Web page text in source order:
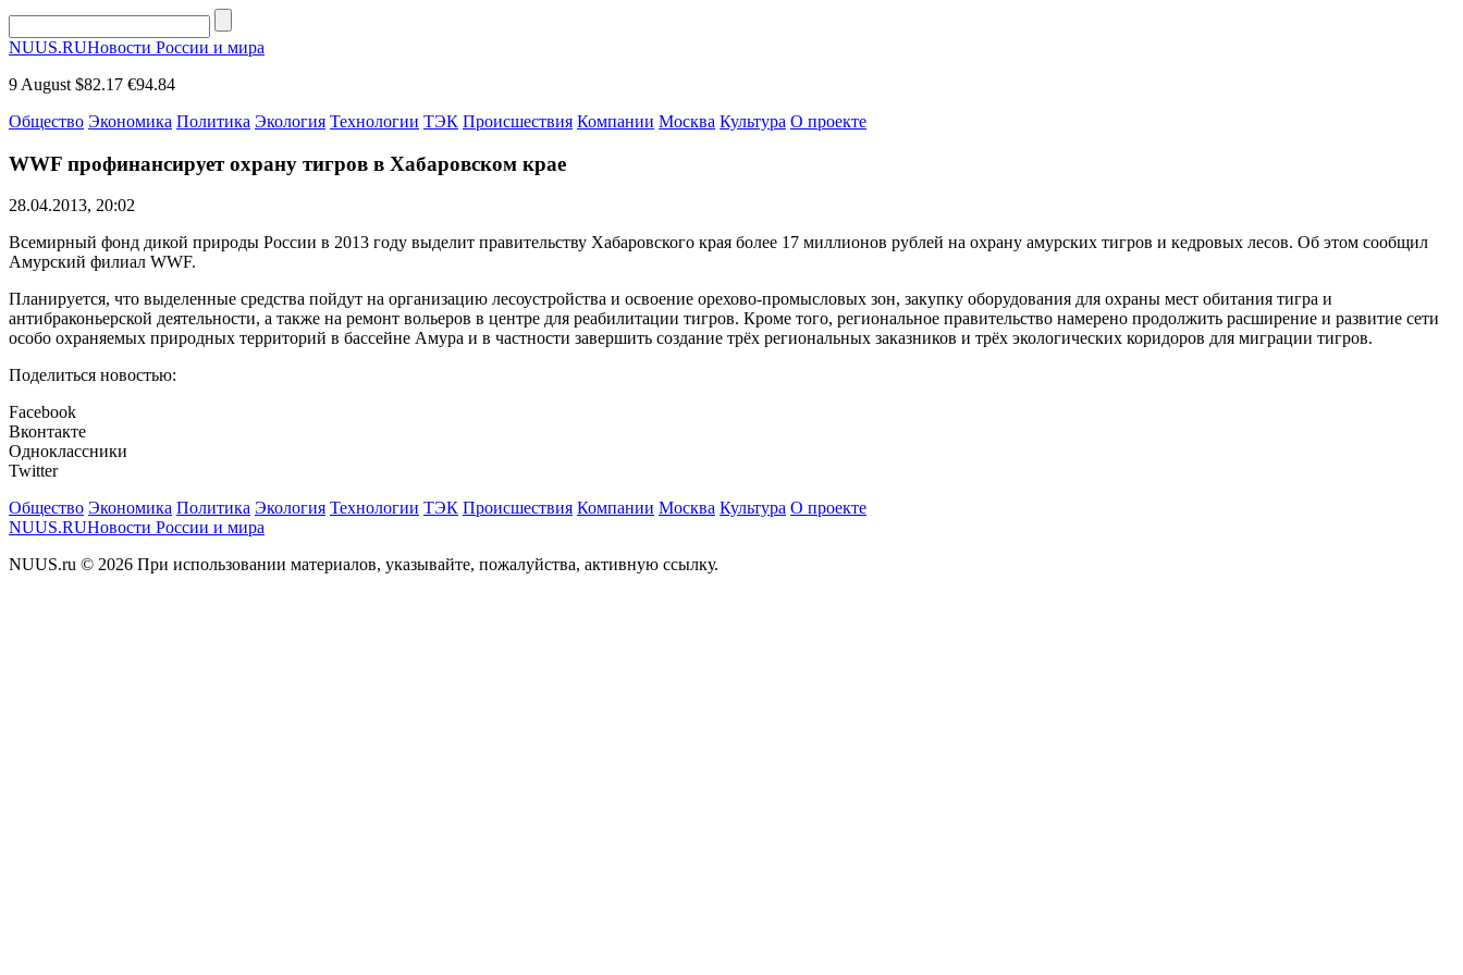
NUUS.RUНовости России и мира
9 August $82.17 €94.84
Общество Экономика Политика Экология Технологии ТЭК Происшествия Компании Москва Культура О проекте
WWF профинансирует охрану тигров в Хабаровском крае
28.04.2013, 20:02
Всемирный фонд дикой природы России в 2013 году выделит правительству Хабаровского края более 17 миллионов рублей на охрану амурских тигров и кедровых лесов. Об этом сообщил
Амурский филиал WWF.
Планируется, что выделенные средства пойдут на организацию лесоустройства и освоение орехово-промысловых зон, закупку оборудования для охраны мест обитания тигра и
антибраконьерской деятельности, а также на ремонт вольеров в центре для реабилитации тигров. Кроме того, региональное правительство намерено продолжить расширение и развитие сети
особо охраняемых природных территорий в бассейне Амура и в частности завершить создание трёх региональных заказников и трёх экологических коридоров для миграции тигров.
Поделиться новостью:
Facebook
Вконтакте
Одноклассники
Twitter
Общество Экономика Политика Экология Технологии ТЭК Происшествия Компании Москва Культура О проекте
NUUS.RUНовости России и мира
NUUS.ru © 2026 При использовании материалов, указывайте, пожалуйства, активную ссылку.